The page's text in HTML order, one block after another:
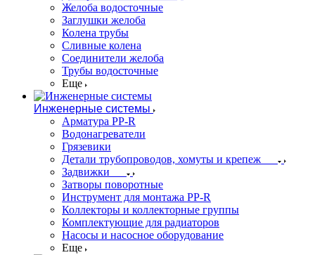
Желоба водосточные
Заглушки желоба
Колена трубы
Сливные колена
Соединители желоба
Трубы водосточные
Еще
Инженерные системы
Арматура PP-R
Водонагреватели
Грязевики
Детали трубопроводов, хомуты и крепеж
Задвижки
Затворы поворотные
Инструмент для монтажа PP-R
Коллекторы и коллекторные группы
Комплектующие для радиаторов
Насосы и насосное оборудование
Еще